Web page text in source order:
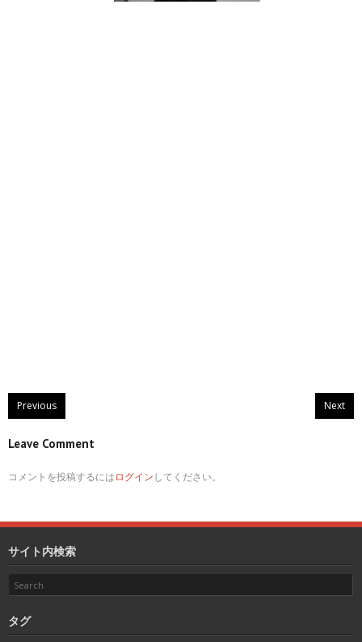
Previous Next
Leave Comment
コメントを投稿するにはログインしてください。
サイト内検索
タグ